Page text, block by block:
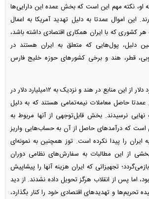
او، نکته مهم این است که بخش عمده این دارایی‌ها
این اموال عمدتا به دلیل تهدید آمریکا به اعمال
هر کشوری که با ایران همکاری اقتصادی داشته باشد،
دلیل، پول‌هایی که متعلق به ایران هستند در
قطر، هند و برخی کشور‌های حوزه خلیج فارس
برای مثال، حدود ۷‌میلیارد دلار از این منابع در هند و نزدیک به ۱۲‌میلیارد دلار در
عمدتا حاصل معاملات نیمه‌تمامی هستند که به دلیل
نهایی نرسیدند. بخش قابل‌توجهی از آنها مربوط به
است که درآمد‌های حاصل از آن به حساب‌هایی واریز
ایران را پیدا نکرده است. توز همچنین به نمونه‌ای
از این مطالبات به سفارش‌های نظامی دوران
تجهیزاتی که ایران هزینه آنها را پیشاپیش
اما پس از انقلاب هرگز تحویل داده نشدند. از دید
تحریم‌ها و تهدید‌های اقتصادی خود را کنار بگذارد،